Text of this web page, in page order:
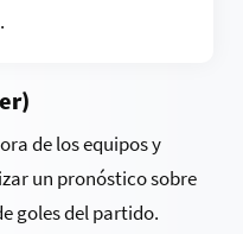
de los equipos y
un pronóstico sobre
goles del partido.